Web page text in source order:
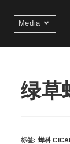
Media
绿草
标签: 蝉科